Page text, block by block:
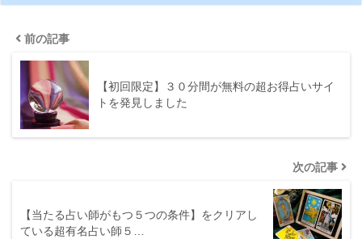
前の記事
【初回限定】３０分間が無料の超お得占いサイ
トを発見しました
次の記事
【当たる占い師がもつ５つの条件】をクリアし
ている超有名占い師５…